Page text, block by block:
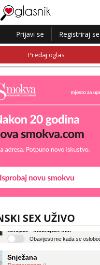
Prijavi se Registriraj se
Predaj oglas
SEX UŽIVO
Tel: 064/677-677
- Kod: #69
Obavijesti me kada se oslobodi
Snježana
Razgovaram :)